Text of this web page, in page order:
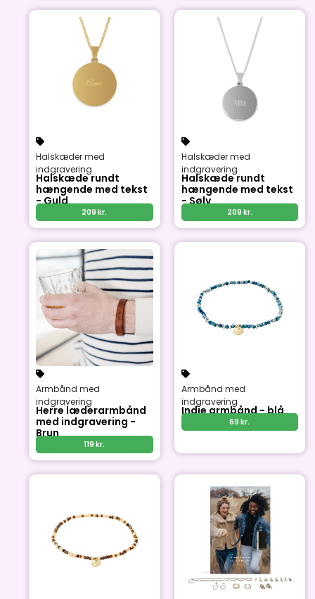
Halskæder med
indgravering
Halskæde rundt
hængende med tekst
- Guld
209kr.
Halskæder med
indgravering
Halskæde rundt
hængende med tekst
- Sølv
209 kr.
Armbånd med
indgravering
Herre læderarmbånd
med indgravering -
Brun
119kr.
Armbånd med
indgravering
Indie armbånd - blå
69kr.